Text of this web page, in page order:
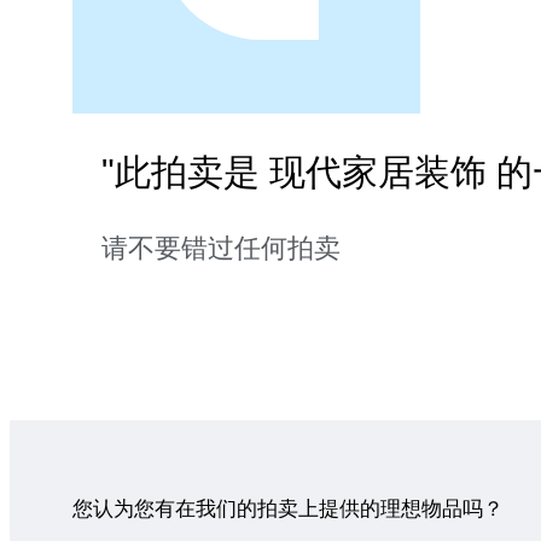
"此拍卖是 现代家居装饰
请不要错过任何拍卖
您认为您有在我们的拍卖上提供的理想物品吗？